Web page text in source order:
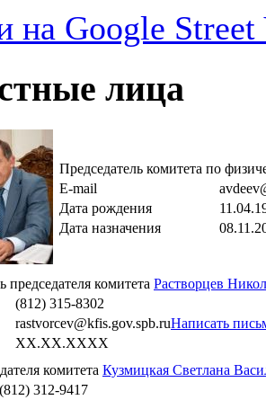
на Google
лица
Председатель комитета по
E-mail
Дата рождения
Дата назначения
председателя комитета Растворцев
(812) 315-8302
rastvorcev@kfis.gov.spb.ruНаписать
XX.XX.XXXX
комитета Кузмицкая Светлана
(812) 312-9417